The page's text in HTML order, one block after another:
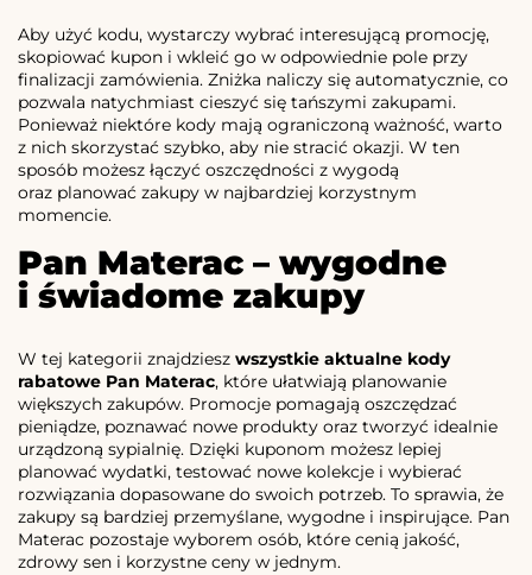
Aby użyć kodu, wystarczy wybrać interesującą promocję,
skopiować kupon i wkleić go w odpowiednie pole przy
finalizacji zamówienia. Zniżka naliczy się automatycznie, co
pozwala natychmiast cieszyć się tańszymi zakupami.
Ponieważ niektóre kody mają ograniczoną ważność, warto
z nich skorzystać szybko, aby nie stracić okazji. W ten
sposób możesz łączyć oszczędności z wygodą
oraz planować zakupy w najbardziej korzystnym
momencie.
Pan Materac – wygodne
i świadome zakupy
W tej kategorii znajdziesz wszystkie aktualne kody
rabatowe Pan Materac, które ułatwiają planowanie
większych zakupów. Promocje pomagają oszczędzać
pieniądze, poznawać nowe produkty oraz tworzyć idealnie
urządzoną sypialnię. Dzięki kuponom możesz lepiej
planować wydatki, testować nowe kolekcje i wybierać
rozwiązania dopasowane do swoich potrzeb. To sprawia, że
zakupy są bardziej przemyślane, wygodne i inspirujące. Pan
Materac pozostaje wyborem osób, które cenią jakość,
zdrowy sen i korzystne ceny w jednym.